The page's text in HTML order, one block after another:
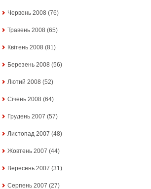
Червень 2008 (76)
Травень 2008 (65)
Квітень 2008 (81)
Березень 2008 (56)
Лютий 2008 (52)
Січень 2008 (64)
Грудень 2007 (57)
Листопад 2007 (48)
Жовтень 2007 (44)
Вересень 2007 (31)
Серпень 2007 (27)